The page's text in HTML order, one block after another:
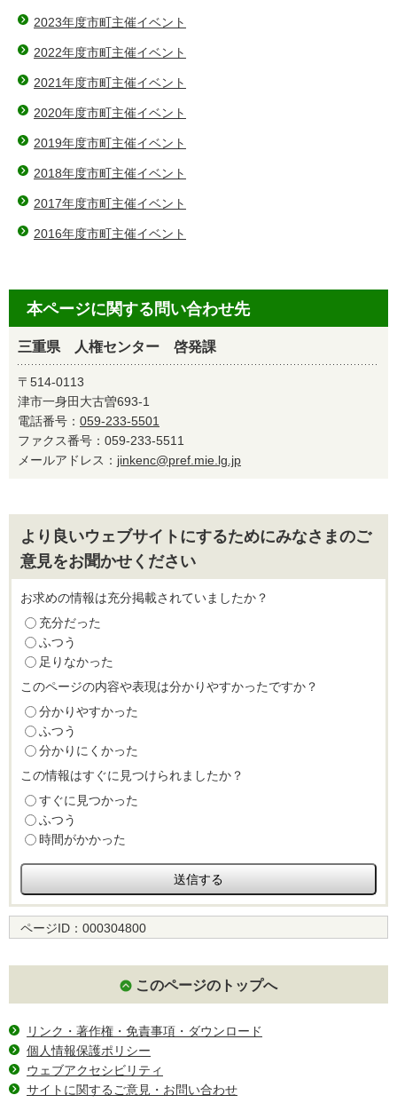
2023年度市町主催イベント
2022年度市町主催イベント
2021年度市町主催イベント
2020年度市町主催イベント
2019年度市町主催イベント
2018年度市町主催イベント
2017年度市町主催イベント
2016年度市町主催イベント
本ページに関する問い合わせ先
三重県 人権センター 啓発課
〒514-0113
津市一身田大古曽693-1
電話番号： 059-233-5501
ファクス番号：059-233-5511
メールアドレス： jinkenc@pref.mie.lg.jp
より良いウェブサイトにするためにみなさまのご
意見をお聞かせください
お求めの情報は充分掲載されていましたか？
充分だった
ふつう
足りなかった
このページの内容や表現は分かりやすかったですか？
分かりやすかった
ふつう
分かりにくかった
この情報はすぐに見つけられましたか？
すぐに見つかった
ふつう
時間がかかった
ページID： 000304800
このページのトップへ
リンク・著作権・免責事項・ダウンロード
個人情報保護ポリシー
ウェブアクセシビリティ
サイトに関するご意見・お問い合わせ